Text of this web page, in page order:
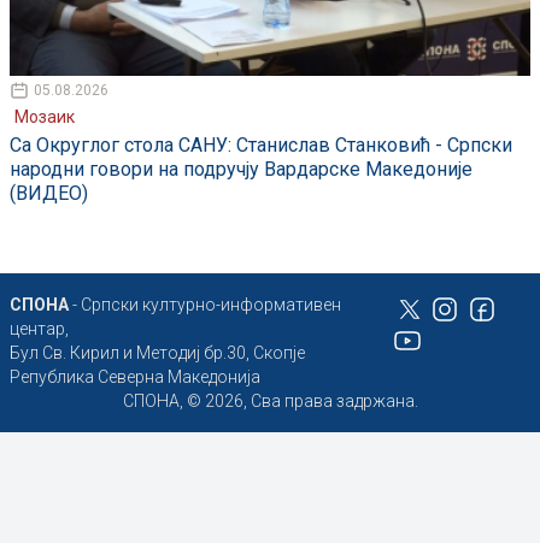
05.08.2026
Мозаик
Са Округлог стола САНУ: Станислав Станковић - Српски
народни говори на подручју Вардарске Македоније
(ВИДЕО)
СПОНА- Српски културно-информативен
центар,
Бул Св. Кирил и Методиј бр.30, Скопје
Република Северна Македонија
СПОНА, © 2026, Сва права задржана.